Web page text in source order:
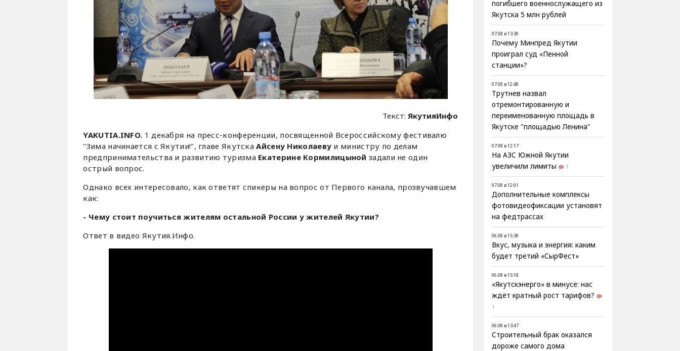
Текст:ЯкутияИнфо
YAKUTIA.INFO. 1 декабря на пресс-конференции, посвященной Всероссийскому фестивалю
"Зима начинается с Якутии!", главе ЯкутскаАйсену Николаеву и министру по делам
предпринимательства и развитию туризма Екатерине Кормилицынойзадали не один
острый вопрос.
Однако всех интересовало, как ответят спикеры на вопрос от Первого канала, прозвучавшем
как:
- Чему стоит поучиться жителям остальной России у жителей Якутии?
Ответ в видео Якутия.Инфо.
погибшего военнослужащего из
Якутска 5 млн рублей
07.08 в 13:30
Почему Минпред Якутии
проиграл суд «Пенной
станции»?
07.08 в 12:48
Трутнев назвал
отремонтированную и
переименованную площадь в
Якутске "площадью Ленина"
07.08 в 12:17
На АЗС Южной Якутии
увеличили лимиты
1
07.08 в 12:01
Дополнительные комплексы
фотовидеофиксации установят
на федтрассах
06.08 в 15:39
Вкус, музыка и энергия: каким
будет третий «СырФест»
06.08 в 15:18
«Якутскэнерго» в минусе: нас
ждёт кратный рост тарифов?
1
06.08 в 13:47
Строительный брак оказался
дороже самого дома